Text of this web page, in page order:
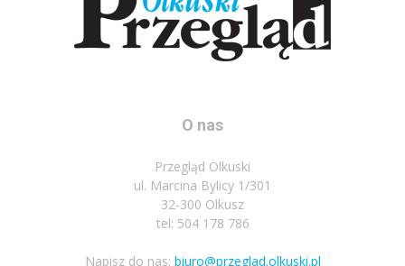
O nas
Przegląd Olkuski
ul. Marcina Bylicy 1/301
32-300 Olkusz
tel: 504 178 786
Napisz do nas: biuro@przeglad.olkuski.pl